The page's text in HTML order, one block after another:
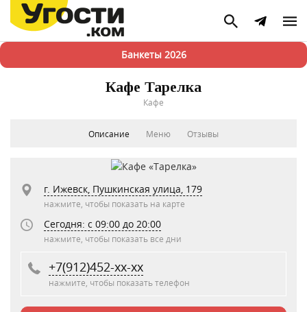
Банкеты 2026
Кафе Тарелка
Кафе
Описание Меню Отзывы
г. Ижевск, Пушкинская улица, 179
нажмите, чтобы показать на карте
Сегодня: c 09:00 до 20:00
нажмите, чтобы показать все дни
+7(912)452-xx-xx
нажмите, чтобы показать телефон